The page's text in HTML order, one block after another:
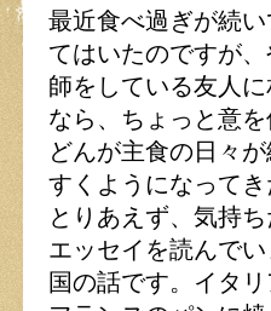
最近食べ過ぎが続
てはいたのですが
師をしている友人
なら、ちょっと意
どんが主食の日々
すくようになって
とりあえず、気持
エッセイを読んで
国の話です。イタ